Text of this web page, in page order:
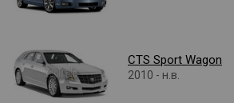
CTS Sport Wagon
2010 - н.в.